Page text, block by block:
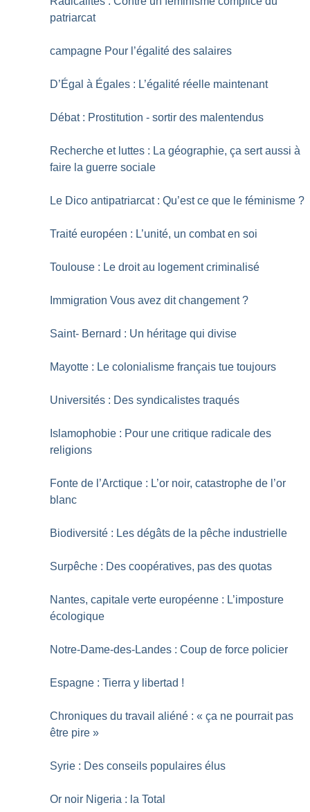
patriarcat
campagne Pour l’égalité des salaires
D’Égal à Égales : L’égalité réelle maintenant
Débat : Prostitution - sortir des malentendus
Recherche et luttes : La géographie, ça sert aussi à
faire la guerre sociale
Le Dico antipatriarcat : Qu’est ce que le féminisme ?
Traité européen : L’unité, un combat en soi
Toulouse : Le droit au logement criminalisé
Immigration Vous avez dit changement ?
Saint- Bernard : Un héritage qui divise
Mayotte : Le colonialisme français tue toujours
Universités : Des syndicalistes traqués
Islamophobie : Pour une critique radicale des
religions
Fonte de l’Arctique : L’or noir, catastrophe de l’or
blanc
Biodiversité : Les dégâts de la pêche industrielle
Surpêche : Des coopératives, pas des quotas
Nantes, capitale verte européenne : L’imposture
écologique
Notre-Dame-des-Landes : Coup de force policier
Espagne : Tierra y libertad !
Chroniques du travail aliéné : « ça ne pourrait pas
être pire »
Syrie : Des conseils populaires élus
Or noir Nigeria : la Total